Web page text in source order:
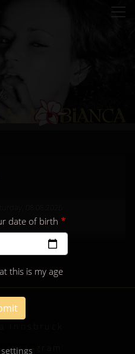
date of birth
this is my age
Instagram